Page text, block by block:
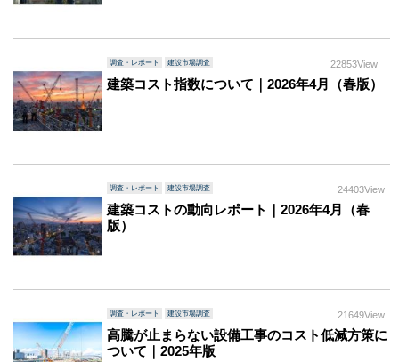
調査・レポート 建設市場調査 22853View
建築コスト指数について｜2026年4月（春版）
調査・レポート 建設市場調査 24403View
建築コストの動向レポート｜2026年4月（春
版）
調査・レポート 建設市場調査 21649View
高騰が止まらない設備工事のコスト低減方策に
ついて｜2025年版